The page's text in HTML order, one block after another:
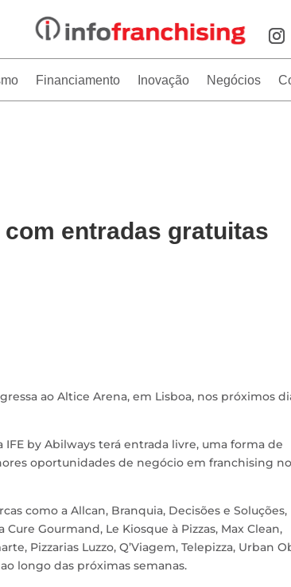
Financiamento Inovação Negócios
entradas gratuitas
ao Altice Arena, em Lisboa, nos próximos
IFE by Abilways terá entrada livre, uma forma de
oportunidades de negócio em franchising no
como a Allcan, Branquia, Decisões e Soluções,
Gourmand, Le Kiosque à Pizzas, Max Clean,
Pizzarias Luzzo, Q’Viagem, Telepizza, Urban
longo das próximas semanas.